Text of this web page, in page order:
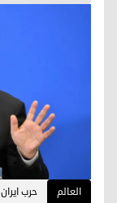
العالم حرب ايران